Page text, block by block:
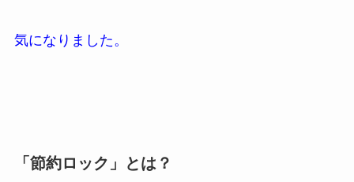
気になりました。
「節約ロック」とは？